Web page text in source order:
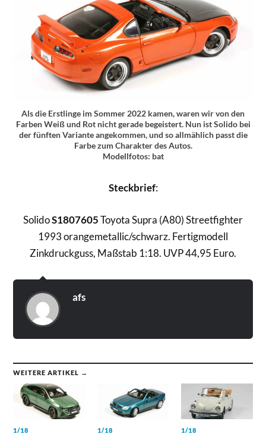
Als die Erstlinge im Sommer 2022 kamen, waren wir von den
Farben Weiß und Rot nicht gerade begeistert. Nun ist Solido bei
der fünften Variante angekommen, und so allmählich passt die
Farbe zum Charakter des Autos.
Modellfotos: bat
Steckbrief:
SolidoS1807605Toyota Supra (A80) Streetfighter
1993 orangemetallic/schwarz. Fertigmodell
Zinkdruckguss, Maßstab 1:18. UVP 44,95 Euro.
afs
WEITERE ARTIKEL →
1/18 1/18 1/18